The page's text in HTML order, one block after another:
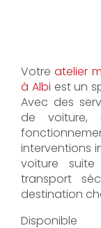
Votreatelier
à Albi est un
Avec des
de voiture,
interventions
voiture
transport
destination